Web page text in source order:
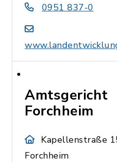
0951 837-0
Amtsgericht
Forchheim
Kapellenstraße
Forchheim